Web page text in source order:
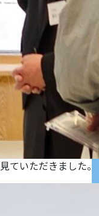
ていただきました。